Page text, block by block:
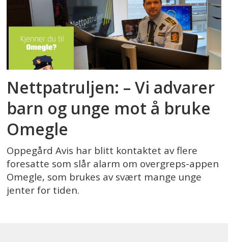
Nettpatruljen: – Vi advarer
barn og unge mot å bruke
Omegle
Oppegård Avis har blitt kontaktet av flere
foresatte som slår alarm om overgreps-appen
Omegle, som brukes av svært mange unge
jenter for tiden.